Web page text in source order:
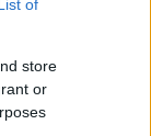
of
store
or